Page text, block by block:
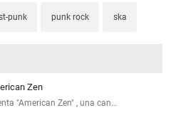
punk punk rock ska
Zen
"American Zen" , una can…